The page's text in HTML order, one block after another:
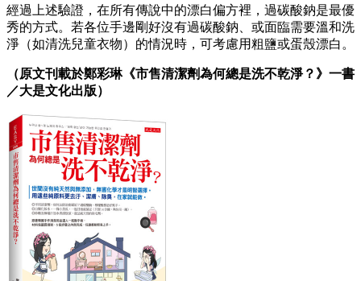
經過上述驗證，在所有傳說中的漂白偏方裡，過碳酸鈉是最優
秀的方式。若各位手邊剛好沒有過碳酸鈉、或面臨需要溫和洗
淨（如清洗兒童衣物）的情況時，可考慮用粗鹽或蛋殼漂白。
（原文刊載於鄭彩琳《市售清潔劑為何總是洗不乾淨？》一書
／大是文化出版）​